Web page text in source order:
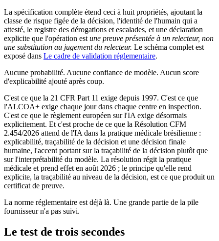
La spécification complète étend ceci à huit propriétés, ajoutant la
classe de risque figée de la décision, l'identité de l'humain qui a
attesté, le registre des dérogations et escalades, et une déclaration
explicite que l'opération est une preuve présentée à un relecteur, non
une substitution au jugement du relecteur. Le schéma complet est
exposé dans Le cadre de validation réglementaire.
Aucune probabilité. Aucune confiance de modèle. Aucun score
d'explicabilité ajouté après coup.
C'est ce que la 21 CFR Part 11 exige depuis 1997. C'est ce que
l'ALCOA+ exige chaque jour dans chaque centre en inspection.
C'est ce que le règlement européen sur l'IA exige désormais
explicitement. Et c'est proche de ce que la Résolution CFM
2.454/2026 attend de l'IA dans la pratique médicale brésilienne :
explicabilité, traçabilité de la décision et une décision finale
humaine, l'accent portant sur la traçabilité de la décision plutôt que
sur l'interprétabilité du modèle. La résolution régit la pratique
médicale et prend effet en août 2026 ; le principe qu'elle rend
explicite, la traçabilité au niveau de la décision, est ce que produit un
certificat de preuve.
La norme réglementaire est déjà là. Une grande partie de la pile
fournisseur n'a pas suivi.
Le test de trois secondes